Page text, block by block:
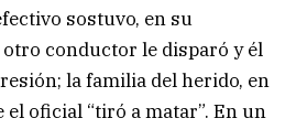
sostuvo, en su
conductor le disparó y él
la familia del herido, en
el oficial “tiró a matar”. En un